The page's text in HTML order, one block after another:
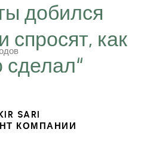
добился
спросят, как
сделал“
SARI
КОМПАНИИ